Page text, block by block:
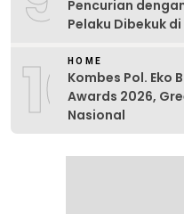
Pencurian
Pelaku Dibekuk
10HOME
Kombes Pol. Eko
Awards 2026,
Nasional